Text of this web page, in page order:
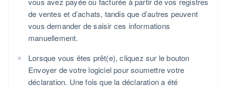
de ventes et d’achats, tandis que d’autres peuvent
vous demander de saisir ces informations
manuellement.
Lorsque vous êtes prêt(e), cliquez sur le bouton
Envoyer de votre logiciel pour soumettre votre
déclaration. Une fois que la déclaration a été